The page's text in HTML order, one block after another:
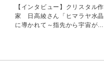
【インタビュー】クリスタル作
家 日高綾さん「ヒマラヤ水晶
に導かれて～指先から宇宙が降